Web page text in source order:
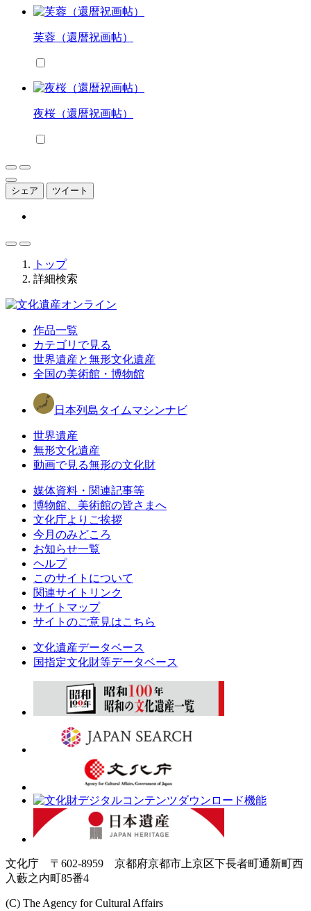
芙蓉（還暦祝画帖）
夜桜（還暦祝画帖）
シェア ツイート
トップ
詳細検索
作品一覧
カテゴリで見る
世界遺産と無形文化遺産
全国の美術館・博物館
日本列島タイムマシンナビ
世界遺産
無形文化遺産
動画で見る無形の文化財
媒体資料・関連記事等
博物館、美術館の皆さまへ
文化庁よりご挨拶
今月のみどころ
お知らせ一覧
ヘルプ
このサイトについて
関連サイトリンク
サイトマップ
サイトのご意見はこちら
文化遺産データベース
国指定文化財等データベース
文化庁 〒602-8959 京都府京都市上京区下長者町通新町西
入藪之内町85番4
(C) The Agency for Cultural Affairs